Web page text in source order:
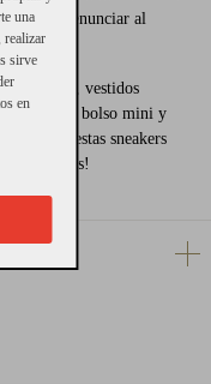
sin renunciar al
rectos, vestidos
Añade un bolso mini y
tuyas estas sneakers
iguales!
una
realizar
sirve
en